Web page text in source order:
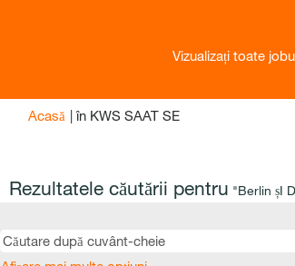
Vizualizați toate
Acasă | în KWS SAAT SE(pagina
Rezultatele căutării pentru "Berlin șI